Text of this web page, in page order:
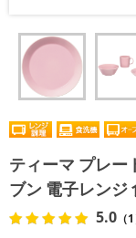
ティーマ プレー
ブン 電子レン
5.0 （1